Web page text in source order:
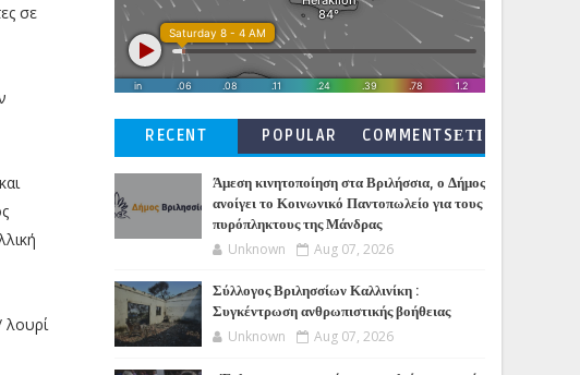
σε
λουρί
RECENT POPULAR
COMMENTSΕΤΙ
Άμεση κινητοποίηση στα Βριλήσσια, ο Δήμος
ανοίγει το Κοινωνικό Παντοπωλείο για τους
πυρόπληκτους της Μάνδρας
Unknown Aug 07, 2026
Σύλλογος Βριλησσίων Καλλινίκη :
Συγκέντρωση ανθρωπιστικής βοήθειας
Unknown Aug 07, 2026